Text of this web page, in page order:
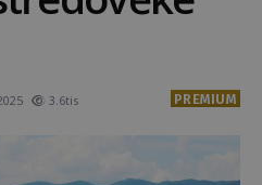
3.6tis PREMIUM